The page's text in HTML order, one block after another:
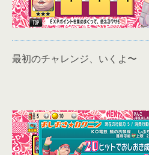
最初のチャレンジ、いくよ〜